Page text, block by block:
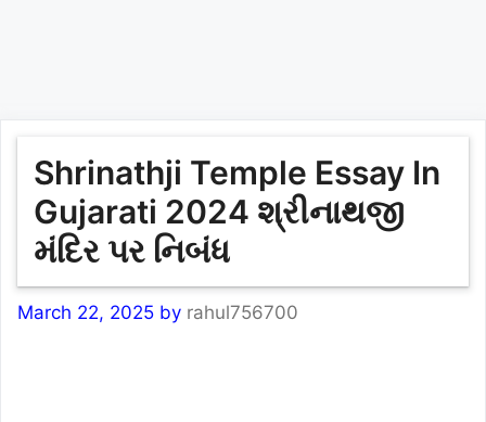
Shrinathji Temple Essay In
Gujarati 2024 શ્રીનાથજી
મંદિર પર નિબંધ
March 22, 2025 by rahul756700